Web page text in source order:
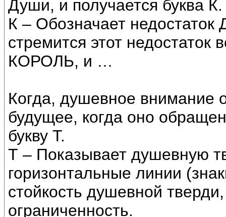
Души, и получается буква К.
К – Обозначает
стремится этот
КОРОЛЬ, и …
Когда, душевное внимание
будущее, когда оно
букву Т.
Т – Показывает душевную
горизонтальные линии
стойкость душевной
ограниченность.